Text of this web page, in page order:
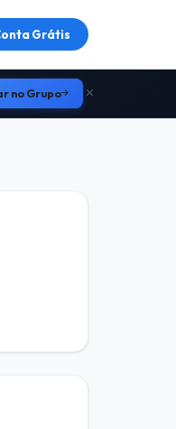
Grátis
no Grupo